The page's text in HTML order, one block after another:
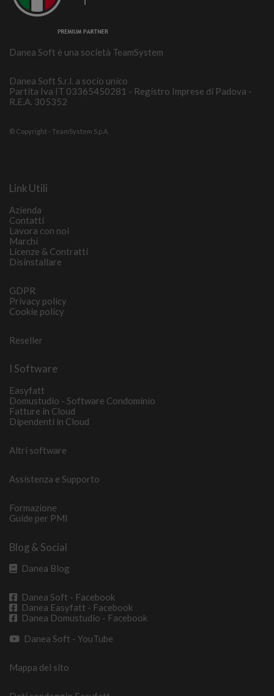
Danea Soft è una società TeamSystem
Danea Soft S.r.l. a socio unico
Partita Iva IT 03365450281 - Registro Imprese di Padova -
R.E.A. 305352
© Copyright - TeamSystem S.p.A.
Link Utili
Azienda
Contatti
Lavora con noi
Marchi
Licenze & Contratti
Disinstallare
GDPR
Privacy policy
Cookie policy
Reseller
I Software
Easyfatt
Domustudio - Software Condominio
Fatture in Cloud
Dipendenti in Cloud
Altri software
Assistenza e Supporto
Formazione
Guide per PMI
Blog & Social
Danea Blog
Danea Soft - Facebook
Danea Easyfatt - Facebook
Danea Domustudio - Facebook
Danea Soft - YouTube
Mappa del sito